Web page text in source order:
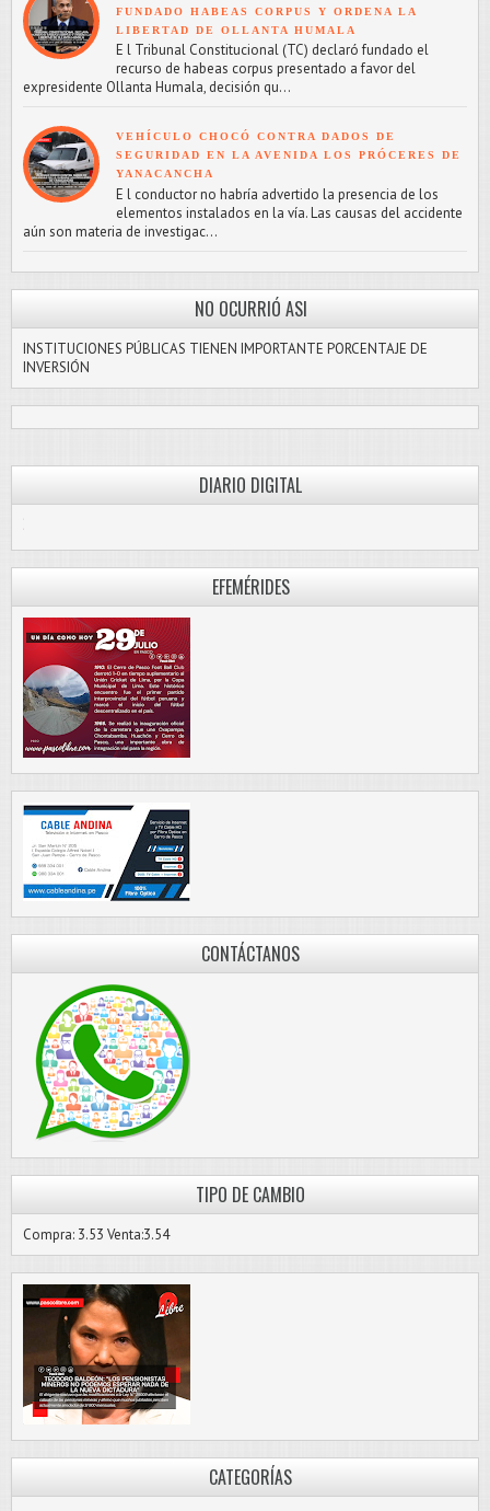
FUNDADO HABEAS CORPUS Y ORDENA LA
LIBERTAD DE OLLANTA HUMALA
E l Tribunal Constitucional (TC) declaró fundado el
recurso de habeas corpus presentado a favor del
expresidente Ollanta Humala, decisión qu...
VEHÍCULO CHOCÓ CONTRA DADOS DE
SEGURIDAD EN LA AVENIDA LOS PRÓCERES DE
YANACANCHA
E l conductor no habría advertido la presencia de los
elementos instalados en la vía. Las causas del accidente
aún son materia de investigac...
NO OCURRIÓ ASI
INSTITUCIONES PÚBLICAS TIENEN IMPORTANTE PORCENTAJE DE
INVERSIÓN
DIARIO DIGITAL
EFEMÉRIDES
CONTÁCTANOS
TIPO DE CAMBIO
Compra: 3.53 Venta:3.54
CATEGORÍAS